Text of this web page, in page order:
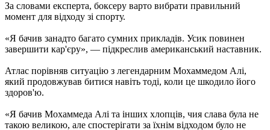
За словами експерта, боксеру варто вибрати правильний
момент для відходу зі спорту.
«Я бачив занадто багато сумних прикладів. Усик повинен
завершити кар'єру», — підкреслив американський наставник.
Атлас порівняв ситуацію з легендарним Мохаммедом Алі,
який продовжував битися навіть тоді, коли це шкодило його
здоров'ю.
«Я бачив Мохаммеда Алі та інших хлопців, чия слава була не
такою великою, але спостерігати за їхнім відходом було не